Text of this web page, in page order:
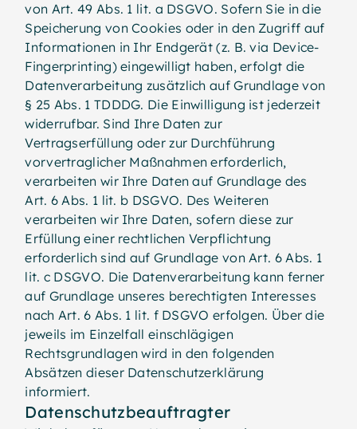
von Art. 49 Abs. 1 lit. a DSGVO. Sofern Sie in die
Speicherung von Cookies oder in den Zugriff auf
Informationen in Ihr Endgerät (z. B. via Device-
Fingerprinting) eingewilligt haben, erfolgt die
Datenverarbeitung zusätzlich auf Grundlage von
§ 25 Abs. 1 TDDDG. Die Einwilligung ist jederzeit
widerrufbar. Sind Ihre Daten zur
Vertragserfüllung oder zur Durchführung
vorvertraglicher Maßnahmen erforderlich,
verarbeiten wir Ihre Daten auf Grundlage des
Art. 6 Abs. 1 lit. b DSGVO. Des Weiteren
verarbeiten wir Ihre Daten, sofern diese zur
Erfüllung einer rechtlichen Verpflichtung
erforderlich sind auf Grundlage von Art. 6 Abs. 1
lit. c DSGVO. Die Datenverarbeitung kann ferner
auf Grundlage unseres berechtigten Interesses
nach Art. 6 Abs. 1 lit. f DSGVO erfolgen. Über die
jeweils im Einzelfall einschlägigen
Rechtsgrundlagen wird in den folgenden
Absätzen dieser Datenschutzerklärung
informiert.
Datenschutz­beauftragter